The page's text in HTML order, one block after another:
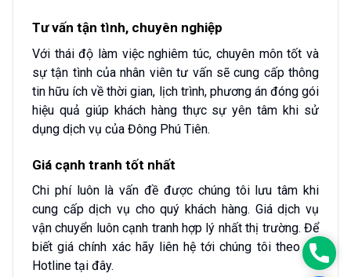
Tư vấn tận tình, chuyên nghiệp
Với thái độ làm việc nghiêm túc, chuyên môn tốt và
sự tận tình của nhân viên tư vấn sẽ cung cấp thông
tin hữu ích về thời gian, lịch trình, phương án đóng gói
hiệu quả giúp khách hàng thực sự yên tâm khi sử
dụng dịch vụ của Đông Phú Tiên.
Giá cạnh tranh tốt nhất
Chi phí luôn là vấn đề được chúng tôi lưu tâm khi
cung cấp dịch vụ cho quý khách hàng. Giá dịch vụ
vận chuyển luôn cạnh tranh hợp lý nhất thị trường. Để
biết giá chính xác hãy liên hệ tới chúng tôi theo số
Hotline tại đây.